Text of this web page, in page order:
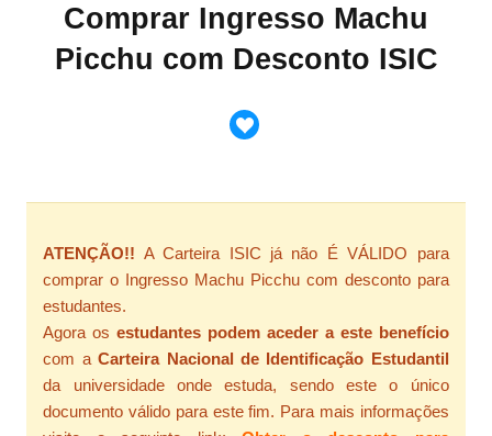
Comprar Ingresso Machu
Picchu com Desconto ISIC
ATENÇÃO!! A Carteira ISIC já não É VÁLIDO para
comprar o Ingresso Machu Picchu com desconto para
estudantes.
Agora osestudantes podem aceder a este benefício
com aCarteira Nacional de Identificação Estudantil
da universidade onde estuda, sendo este o único
documento válido para este fim. Para mais informações